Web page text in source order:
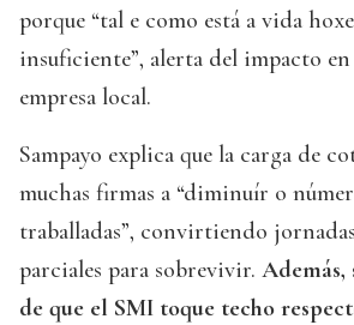
porque “tal e como está a vida
insuficiente”, alerta del impacto en
empresa local.
Sampayo explica que la carga de
muchas firmas a “diminuír o
traballadas”, convirtiendo
parciales para sobrevivir. Además,
de que el SMI toque techo